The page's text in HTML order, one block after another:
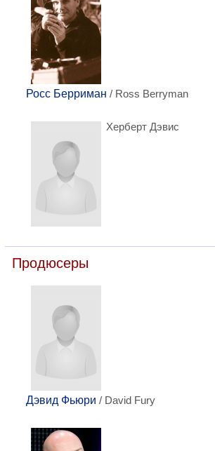
Росс Берриман / Ross Berryman
Херберт Дэвис
Продюсеры
Дэвид Фьюри / David Fury